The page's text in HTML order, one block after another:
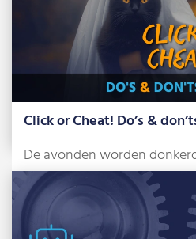
Click or Cheat! Do’s &
De avonden worden
griezelfeest staat alweer
[…]